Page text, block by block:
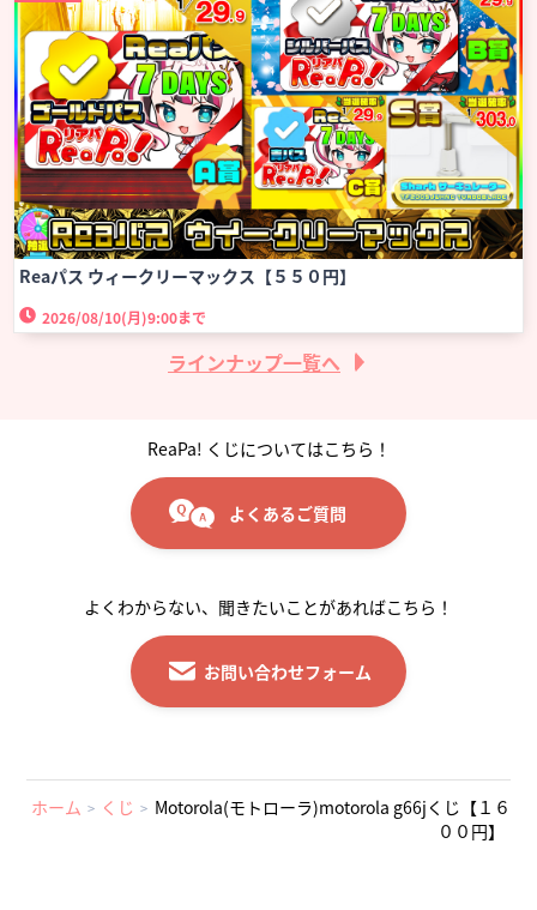
Reaパス ウィークリーマックス【５５０円】
2026/08/10(月)9:00まで
ラインナップ一覧へ
ReaPa! くじについてはこちら！
よくあるご質問
よくわからない、聞きたいことがあればこちら！
お問い合わせフォーム
ホーム くじ
Motorola(モトローラ)motorola g66jくじ【１６
００円】